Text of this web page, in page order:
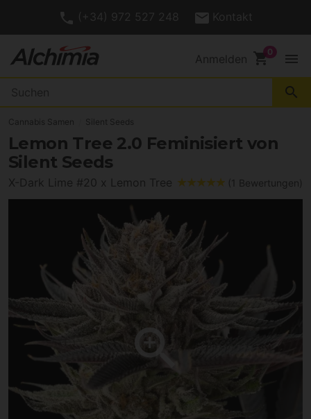
(+34) 972 527 248 Kontakt
Anmelden shopping_cart menu
search
Cannabis Samen Silent Seeds
Lemon Tree 2.0 Feminisiert von
Silent Seeds
X-Dark Lime #20 x Lemon Tree (1 Bewertungen)